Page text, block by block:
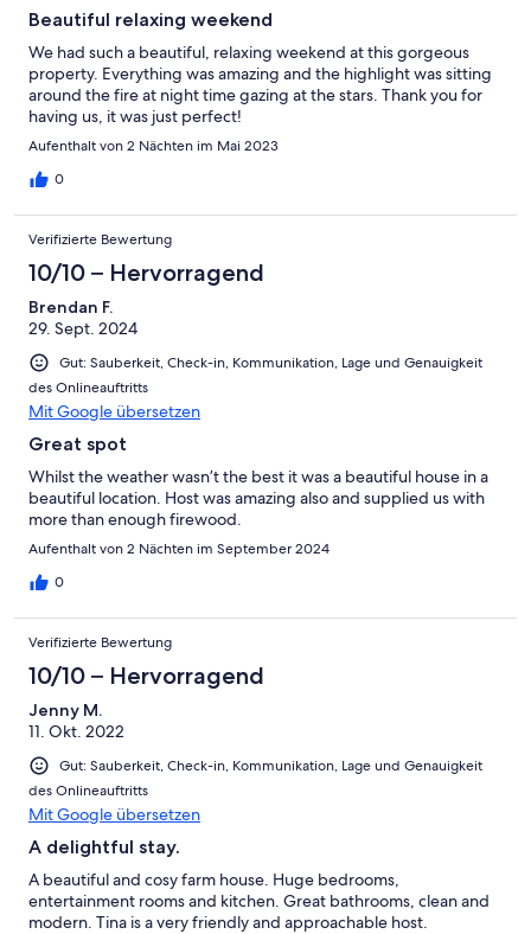
Beautiful relaxing weekend
We had such a beautiful, relaxing weekend at this gorgeous
property. Everything was amazing and the highlight was sitting
around the fire at night time gazing at the stars. Thank you for
having us, it was just perfect!
Aufenthalt von 2 Nächten im Mai 2023
0
Verifizierte Bewertung
10/10 – Hervorragend
Brendan F.
29. Sept. 2024
Gut: Sauberkeit, Check-in, Kommunikation, Lage und Genauigkeit
des Onlineauftritts
Mit Google übersetzen
Great spot
Whilst the weather wasn’t the best it was a beautiful house in a
beautiful location. Host was amazing also and supplied us with
more than enough firewood.
Aufenthalt von 2 Nächten im September 2024
0
Verifizierte Bewertung
10/10 – Hervorragend
Jenny M.
11. Okt. 2022
Gut: Sauberkeit, Check-in, Kommunikation, Lage und Genauigkeit
des Onlineauftritts
Mit Google übersetzen
A delightful stay.
A beautiful and cosy farm house. Huge bedrooms,
entertainment rooms and kitchen. Great bathrooms, clean and
modern. Tina is a very friendly and approachable host.